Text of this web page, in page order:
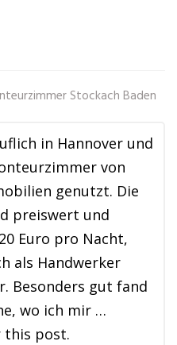
Stockach Baden
in Hannover und
von
genutzt. Die
preiswert und
Euro pro Nacht,
als Handwerker
Besonders gut fand
wo ich mir …
this post.